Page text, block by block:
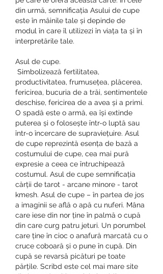
din urmă, semnificația Asului de cupe
este în mâinile tale și depinde de
modul în care îl utilizezi în viața ta și în
interpretările tale.
Asul de cupe.
productivitatea, frumusețea, plăcerea,
fericirea, bucuria de a trăi, sentimentele
deschise, fericirea de a avea și a primi.
O spadă este o armă, ea își extinde
puterea și o folosește într-o luptă sau
într-o încercare de supraviețuire. Asul
de cupe reprezintă esența de bază a
costumului de cupe, cea mai pură
expresie a ceea ce întruchipează
costumul. Asul de cupe semnificația
cărții de tarot - arcane minore - tarot
kmesh. Asul de cupe – în partea de jos
a imaginii se află o apă cu nuferi. Mâna
care iese din nor ține în palmă o cupă
din care curg patru jeturi. Un porumbel
care ține în cioc o anafură marcată cu o
cruce coboară și o pune în cupă. Din
cupă se revarsă picături pe toate
părțile. Scribd este cel mai mare site